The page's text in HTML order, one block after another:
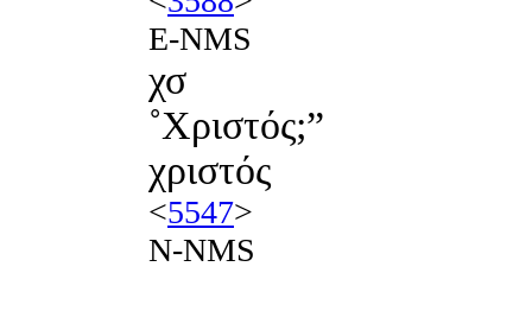
E-NMS
χσ
˚Χριστός;”
χριστός
<5547>
N-NMS